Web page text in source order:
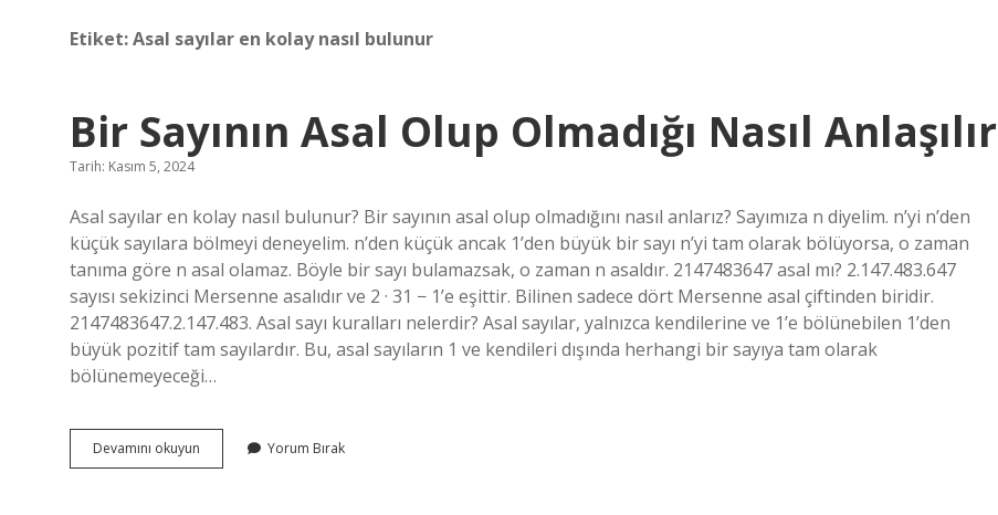
Etiket:Asal sayılar en kolay nasıl bulunur
Bir Sayının Asal Olup Olmadığı Nasıl Anlaşılır
Tarih: Kasım 5, 2024
Asal sayılar en kolay nasıl bulunur? Bir sayının asal olup olmadığını nasıl anlarız? Sayımıza n diyelim. n’yi n’den
küçük sayılara bölmeyi deneyelim. n’den küçük ancak 1’den büyük bir sayı n’yi tam olarak bölüyorsa, o zaman
tanıma göre n asal olamaz. Böyle bir sayı bulamazsak, o zaman n asaldır. 2147483647 asal mı? 2.147.483.647
sayısı sekizinci Mersenne asalıdır ve 2 · 31 − 1’e eşittir. Bilinen sadece dört Mersenne asal çiftinden biridir.
2147483647.2.147.483. Asal sayı kuralları nelerdir? Asal sayılar, yalnızca kendilerine ve 1’e bölünebilen 1’den
büyük pozitif tam sayılardır. Bu, asal sayıların 1 ve kendileri dışında herhangi bir sayıya tam olarak
bölünemeyeceği…
Devamını okuyun
Sayının
Yorum Bırak